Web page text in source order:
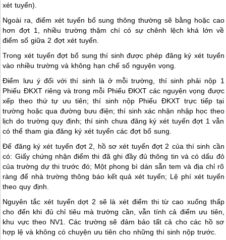
xét tuyển).
Ngoài ra, điểm xét tuyển bổ sung thông thường sẽ bằng hoặc cao
hơn đợt 1, nhiều trường thậm chí có sự chênh lệch khá lớn về
điểm số giữa 2 đợt xét tuyển.
Trong xét tuyển đợt bổ sung thí sinh được phép đăng ký xét tuyển
vào nhiều trường và không hạn chế số nguyện vọng.
Điểm lưu ý đối với thí sinh là ở mỗi trường, thí sinh phải nộp 1
Phiếu ĐKXT riêng và trong mỗi Phiếu ĐKXT các nguyện vọng được
xếp theo thứ tự ưu tiên; thí sinh nộp Phiếu ĐKXT trực tiếp tại
trường hoặc qua đường bưu điện; thí sinh xác nhận nhập học theo
lịch do trường quy định; thí sinh chưa đăng ký xét tuyển đợt 1 vẫn
có thể tham gia đăng ký xét tuyển các đợt bổ sung.
Để đăng ký xét tuyển đợt 2, hồ sơ xét tuyển đợt 2 của thí sinh cần
có: Giấy chứng nhận điểm thi đã ghi đầy đủ thông tin và có dấu đỏ
của trường dự thi trước đó; Một phong bì dán sẵn tem và địa chỉ rõ
ràng để nhà trường thông báo kết quả xét tuyển; Lệ phí xét tuyển
theo quy định.
Nguyên tắc xét tuyển dợt 2 sẽ là xét điểm thi từ cao xuống thấp
cho đến khi đủ chỉ tiêu mà trường cần, vẫn tính cả điểm ưu tiên,
khu vực theo NV1. Các trường sẽ đảm bảo tất cả cho các hồ sơ
hợp lệ và không có chuyện ưu tiên cho những thí sinh nộp trước.